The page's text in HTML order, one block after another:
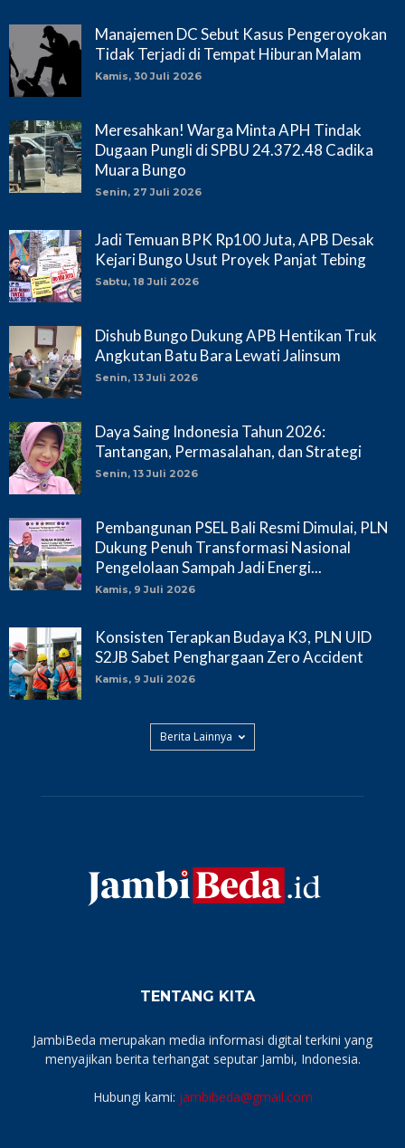
Manajemen DC Sebut Kasus Pengeroyokan
Tidak Terjadi di Tempat Hiburan Malam
Kamis, 30 Juli 2026
Meresahkan! Warga Minta APH Tindak
Dugaan Pungli di SPBU 24.372.48 Cadika
Muara Bungo
Senin, 27 Juli 2026
Jadi Temuan BPK Rp100 Juta, APB Desak
Kejari Bungo Usut Proyek Panjat Tebing
Sabtu, 18 Juli 2026
Dishub Bungo Dukung APB Hentikan Truk
Angkutan Batu Bara Lewati Jalinsum
Senin, 13 Juli 2026
Daya Saing Indonesia Tahun 2026:
Tantangan, Permasalahan, dan Strategi
Senin, 13 Juli 2026
Pembangunan PSEL Bali Resmi Dimulai, PLN
Dukung Penuh Transformasi Nasional
Pengelolaan Sampah Jadi Energi...
Kamis, 9 Juli 2026
Konsisten Terapkan Budaya K3, PLN UID
S2JB Sabet Penghargaan Zero Accident
Kamis, 9 Juli 2026
Berita Lainnya
TENTANG KITA
JambiBeda merupakan media informasi digital terkini yang
menyajikan berita terhangat seputar Jambi, Indonesia.
Hubungi kami: jambibeda@gmail.com